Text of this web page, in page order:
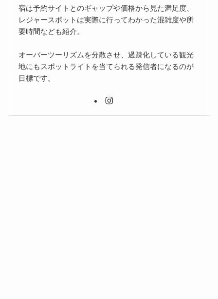
宿は予約サイトとのギャップや価格から見た満足度、
レジャースポットは実際に行ってわかった混雑度や所
要時間なども紹介。
オーバーツーリズムを分散させ、過疎化している観光
地にもスポットライトを当てられる発信者になるのが
目標です。